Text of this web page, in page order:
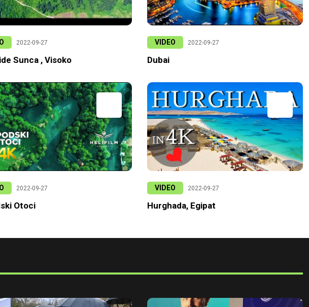
2022-09-27
Sunca , Visoko
2022-09-27
Otoci
VIDEO 2022-09-27
Dubai
VIDEO 2022-09-27
Hurghada, Egipat